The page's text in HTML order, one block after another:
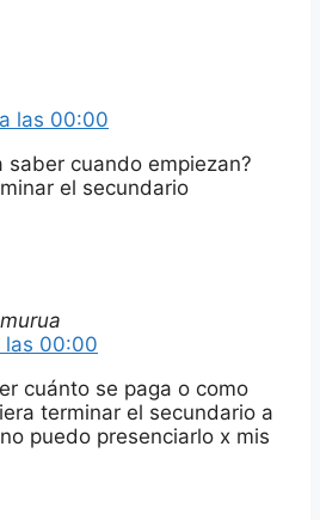
las 00:00
saber cuando empiezan?
el secundario
las 00:00
cuánto se paga o como
terminar el secundario a
puedo presenciarlo x mis